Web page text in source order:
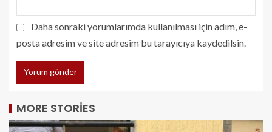
Daha sonraki yorumlarımda kullanılması için adım, e-
posta adresim ve site adresim bu tarayıcıya kaydedilsin.
MORE STORIES